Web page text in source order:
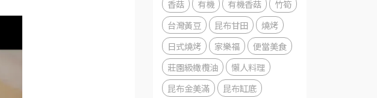
香菇
有機 有機香菇
竹筍
台灣黃豆
昆布甘田
燒烤
日式燒烤
家樂福
便當美食
莊園級橄欖油
懶人料理
昆布金美滿
昆布缸底